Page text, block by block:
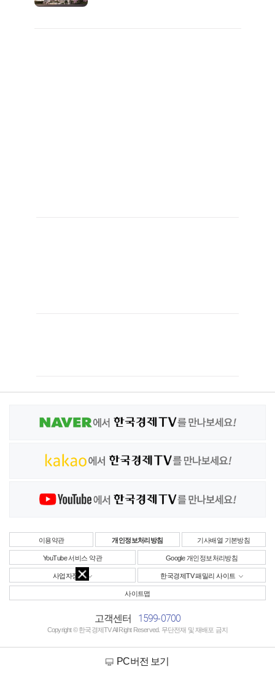
이용약관 개인정보처리방침 기사배열 기본방침
YouTube 서비스 약관 Google 개인정보처리방침
사업자정보 한국경제TV 패밀리 사이트
사이트맵
고객센터 1599-0700
Copyright © 한국경제TV All Right Reserved. 무단전재 및 재배포 금지
PC버전 보기